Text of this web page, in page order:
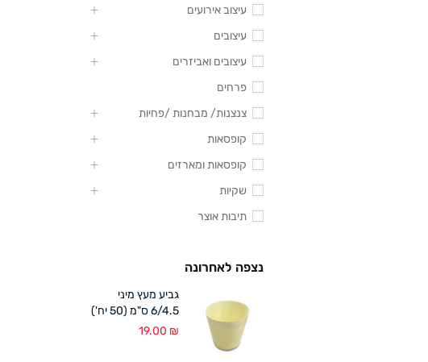
עיצוב אירועים
עיצובים
עיצובים ואביזרים
פרחים
צנצנות/ מבחנות /פחיות
קופסאות
קופסאות ומארזים
שקיות
תיבות אוצר
נצפה לאחרונה
גביע מעץ מיני
6/4.5 ס"מ (50 יח')
19.00 ₪